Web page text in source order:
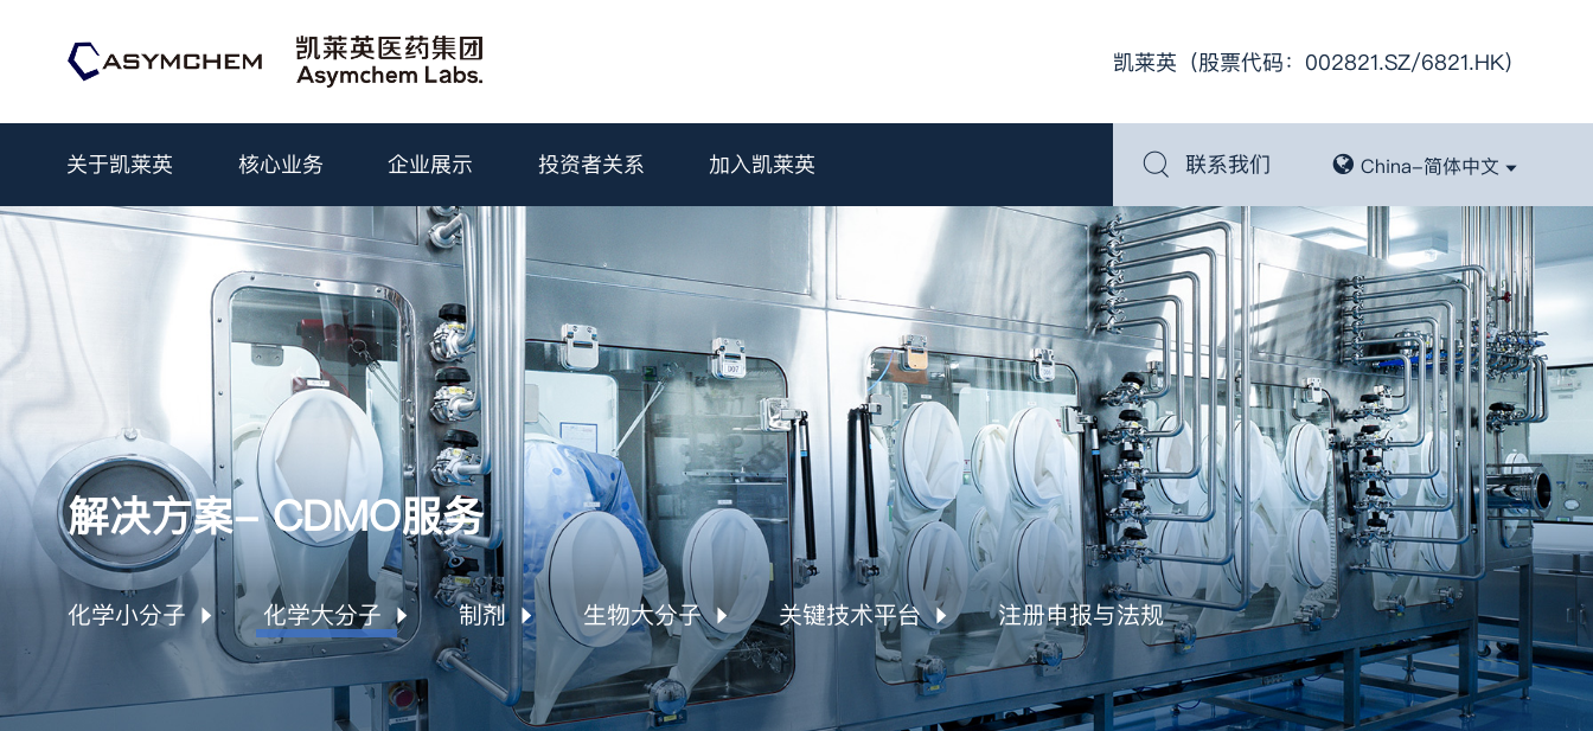
凯莱英（股票代码：002821.SZ/6821.HK）
关于凯莱英
使命和愿景 领导团队 环境、社会及管治（ESG）
核心业务
小分子工艺开发与生产
高活药物
化学大分子
多肽
寡核苷酸
高端制剂辅料
毒素-连接子
制剂
晶型和处方前研究
制剂开发和生产
临床供应链服务
分析与质量控制
生物大分子
微生物重组蛋白药物
NDC & 抗体 & 蛋白
关键技术平台
连续反应
酶工程
化学工程
光电化学
高通量筛选(HTS) DoE
注册申报与法规
技术输出 临床研究
企业展示
媒体中心 文章发表 活动预报
投资者关系
公司治理 财务与报告 公告与通函 股票信息 联系方式
加入凯莱英
文化生活 社会职位
联系我们 China-简体中文
解决方案- CDMO服务
化学小分子
小分子工艺开发与生产
化学大分子
多肽
制剂
晶型和处方前研究
生物大分子
微生物重组蛋白药物
关键技术平台
连续反应
注册申报与法规